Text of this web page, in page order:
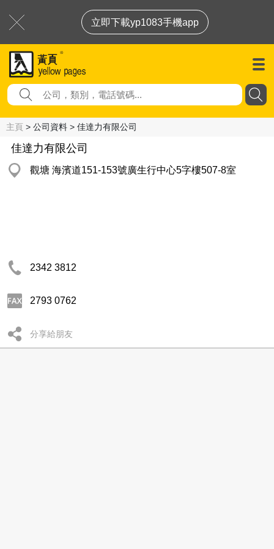
立即下載yp1083手機app
主頁 > 公司資料 > 佳達力有限公司
佳達力有限公司
觀塘 海濱道151-153號廣生行中心5字樓507-8室
2342 3812
2793 0762
分享給朋友